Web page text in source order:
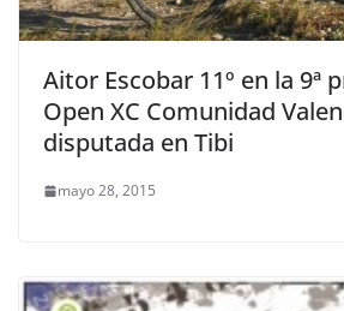
Aitor Escobar 11º en la 9ª
Open XC Comunidad
disputada en Tibi
mayo 28, 2015